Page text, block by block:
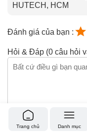
HUTECH, HCM
Đánh giá của bạn :
Hỏi & Đáp (0 câu hỏi
Trang chủ Danh mục